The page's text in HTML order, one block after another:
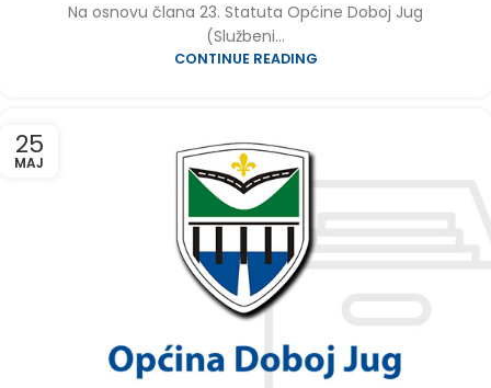
Na osnovu člana 23. Statuta Općine Doboj Jug
(Službeni...
CONTINUE READING
25
MAJ